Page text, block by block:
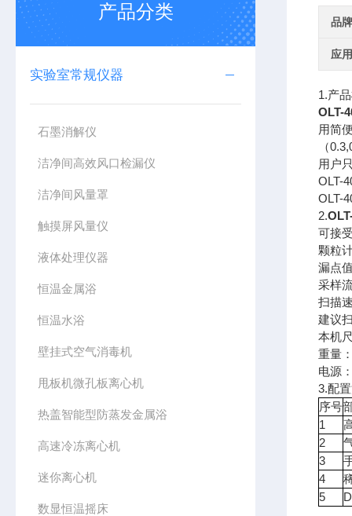
产品分类
实验室常规仪器
石墨消解仪
洁净间高效风口检漏仪
洁净间风量罩
触摸屏风量仪
液体处理仪器
恒温金属浴
恒温水浴
壁挂式空气消毒机
甩板机微孔板离心机
热盖智能型防蒸发金属浴
高速冷冻离心机
迷你离心机
数显恒温摇床
品牌
应
1.产
OLT-
用简
（
用户
OLT-
OLT-
2.
可接
颗粒
漏点
采样
扫描
建议
本机
重量
电源
3.配
序号
1
2
3
4
5